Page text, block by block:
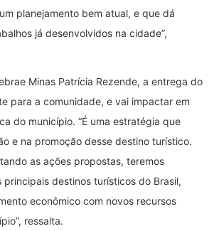
planejamento bem atual, e que dá
já desenvolvidos na cidade”,
Minas Patrícia Rezende, a entrega do
para a comunidade, e vai impactar em
do município. “É uma estratégia que
e na promoção desse destino turístico.
as ações propostas, teremos
destinos turísticos do Brasil,
econômico com novos recursos
ressalta.